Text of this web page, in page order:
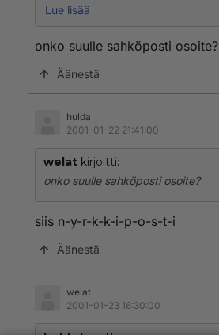
melkoisia kortinpelaajia
sulta
keskustan liikenneympyrässä
24.1. klo 16.00
Lue lisää
onko suulle sahköposti osoite?
Äänestä
hulda
2001-01-22 21:41:00
welat kirjoitti:
onko suulle sahköposti osoite?
siis n-y-r-k-k-i-p-o-s-t-i
Äänestä
welat
2001-01-23 16:30:00